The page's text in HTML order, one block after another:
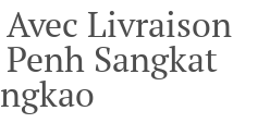
Livraison
Sangkat